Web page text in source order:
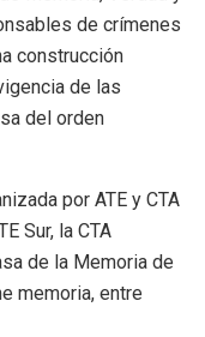
de crímenes
construcción
de las
del orden
por ATE y CTA
Sur, la CTA
de la Memoria de
memoria, entre